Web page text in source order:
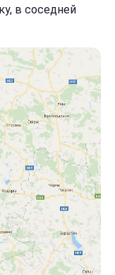
в соседней